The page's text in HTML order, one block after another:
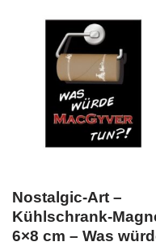
Nostalgic-Art –
Kühlschrank-
6×8 cm – Was